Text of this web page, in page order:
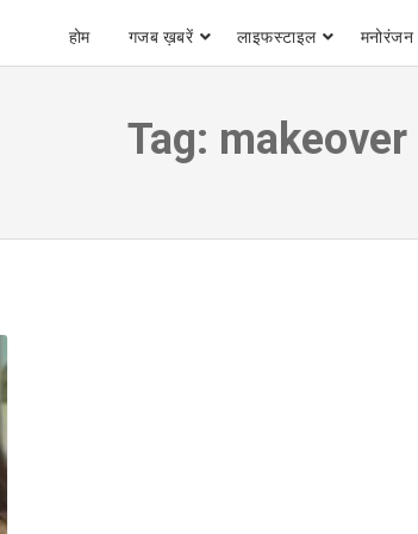
होम गजब ख़बरें लाइफस्टाइल मनोरंजन
Tag: makeover